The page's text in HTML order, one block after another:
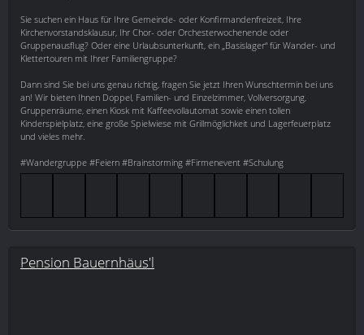
Sie suchen ein Haus für Ihre Gemeinde- oder Konfirmandenfreizeit, Ihre
Kirchenvorstandsklausur, Ihr Chor- oder Orchesterwochenende oder
Gruppenausflug? Oder eine Urlaubsunterkunft, ein „Basislager“ für Wander- und
Klettertouren mit Ihrer Familiengruppe?
Dann sind Sie bei uns genau richtig, fragen Sie jetzt Ihren Wunschtermin bei uns
an! Wir bieten Ihnen Doppel, Familien- und Einzelzimmer, Vollversorgung,
Gruppenräume, einen Kiosk mit Kaffeevollautomat sowie einen tollen
Kinderspielplatz, eine große Spielwiese mit Grillmöglichkeit und Lagerfeuerplatz
und vieles mehr.
#Wandergruppe #Feiern #Brainstorming #Firmenevent #Schulung
Pension Bauernhäus'l